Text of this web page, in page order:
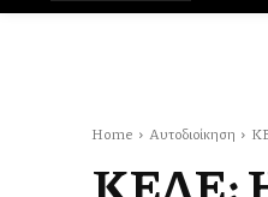
Home Αυτοδιοίκηση